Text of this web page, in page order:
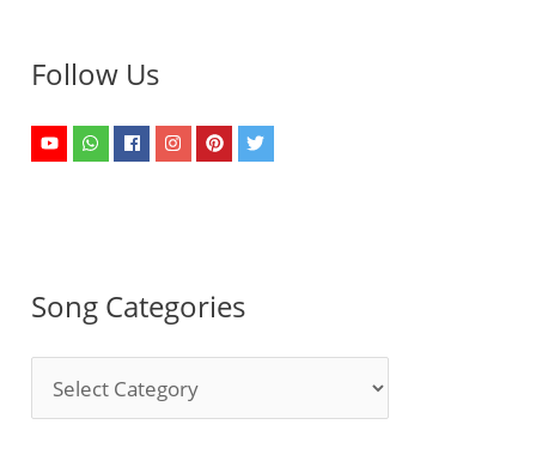
Follow Us
Song Categories
o